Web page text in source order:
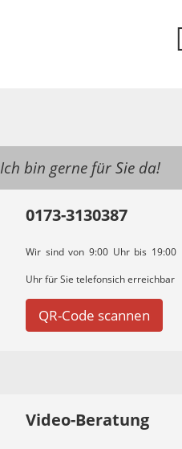
Ich bin gerne für Sie da!
0173-3130387
Wir sind von 9:00 Uhr bis 19:00
Uhr für Sie telefonsich erreichbar
QR-Code scannen
Video-Beratung